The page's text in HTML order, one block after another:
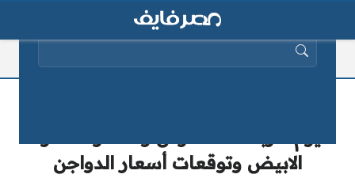
الابيض وتوقعات أسعار الدواجن
البحث عن: